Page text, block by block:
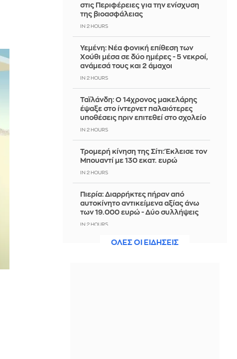
στις Περιφέρειες για την ενίσχυση
της βιοασφάλειας
IN 2 HOURS
Υεμένη: Νέα φονική επίθεση των
Χούθι μέσα σε δύο ημέρες - 5 νεκροί,
ανάμεσά τους και 2 άμαχοι
IN 2 HOURS
Ταϊλάνδη: Ο 14χρονος μακελάρης
έψαξε στο ίντερνετ παλαιότερες
υποθέσεις πριν επιτεθεί στο σχολείο
IN 2 HOURS
Τρομερή κίνηση της Σίτι: Έκλεισε τον
Μπουαντί με 130 εκατ. ευρώ
IN 2 HOURS
Πιερία: Διαρρήκτες πήραν από
αυτοκίνητο αντικείμενα αξίας άνω
των 19.000 ευρώ - Δύο συλλήψεις
IN 2 HOURS
Φονικές πλημμύρες από τους
ΟΛΕΣ ΟΙ ΕΙΔΗΣΕΙΣ